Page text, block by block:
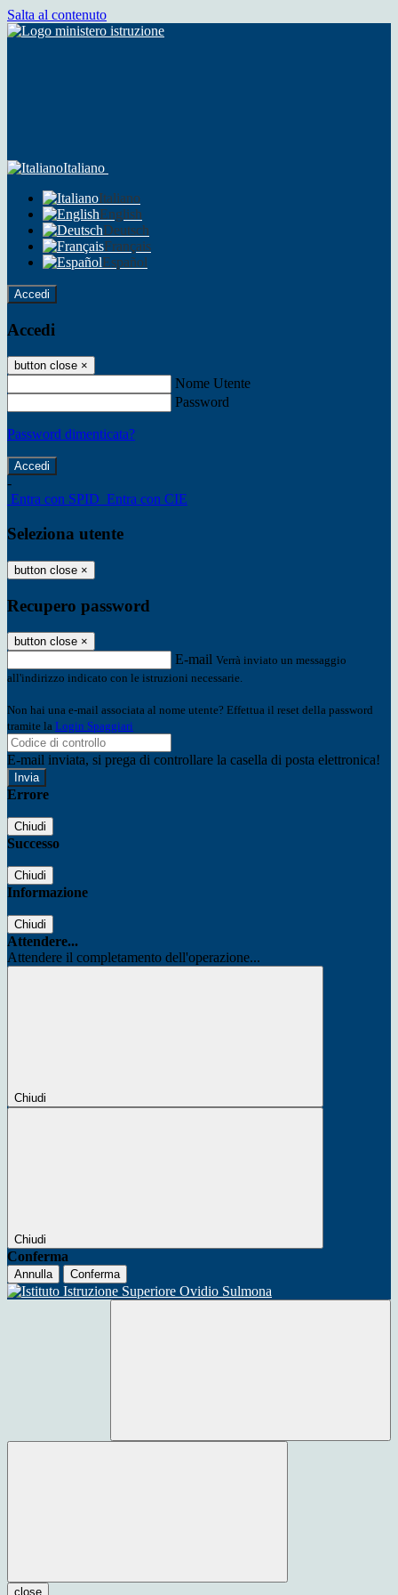
Salta al contenuto
Italiano
Italiano
English
Deutsch
Français
Español
Accedi
Accedi
button close ×
Nome Utente
Password
Password dimenticata?
-
Entra con SPID Entra con CIE
Seleziona utente
button close ×
Recupero password
button close ×
E-mail Verrà inviato un messaggio
all'indirizzo indicato con le istruzioni necessarie.
Non hai una e-mail associata al nome utente? Effettua il reset della password
tramite la Login Spaggiari
E-mail inviata, si prega di controllare la casella di posta elettronica!
Errore
Chiudi
Successo
Chiudi
Informazione
Chiudi
Attendere...
Attendere il completamento dell'operazione...
Chiudi
Chiudi
Conferma
Annulla Conferma
close